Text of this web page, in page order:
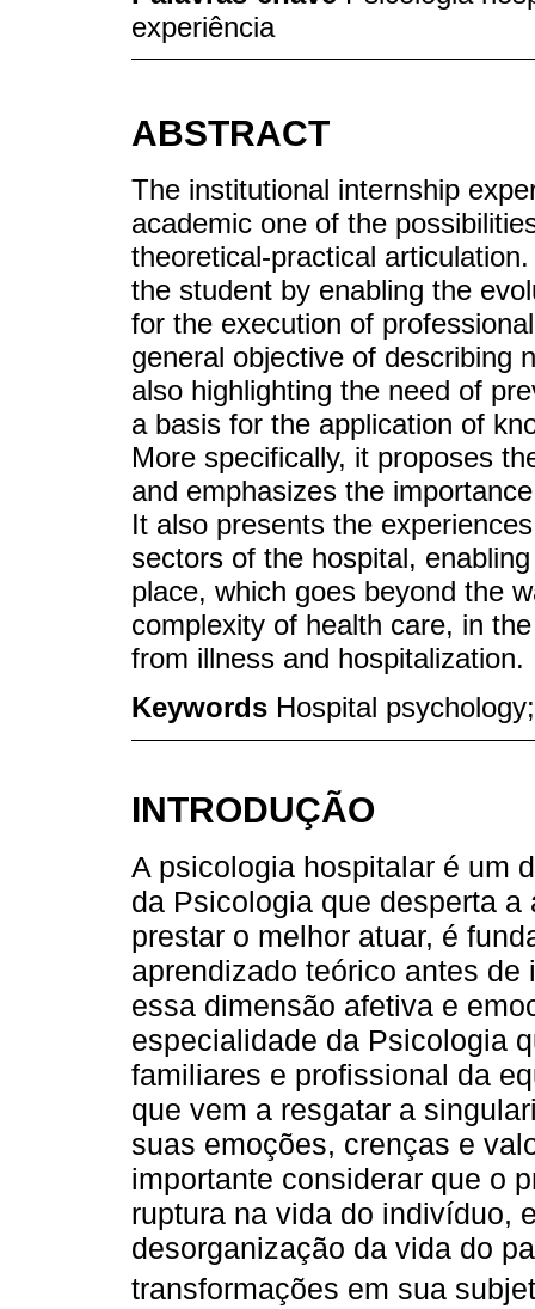
experiência
ABSTRACT
The institutional internship
academic one of the
theoretical-practical
the student by enabling the
for the execution of
general objective of describing
also highlighting the need of
a basis for the application of
More specifically, it proposes
and emphasizes the
It also presents the
sectors of the hospital,
place, which goes beyond the
complexity of health care, in
from illness and hospitalization.
Keywords Hospital
INTRODUÇÃO
A psicologia hospitalar é um
da Psicologia que desperta
prestar o melhor atuar, é
aprendizado teórico antes
essa dimensão afetiva e
especialidade da Psicologia
familiares e profissional da
que vem a resgatar a
suas emoções, crenças e
importante considerar que o
ruptura na vida do indivíduo,
desorganização da vida do
transformações em sua